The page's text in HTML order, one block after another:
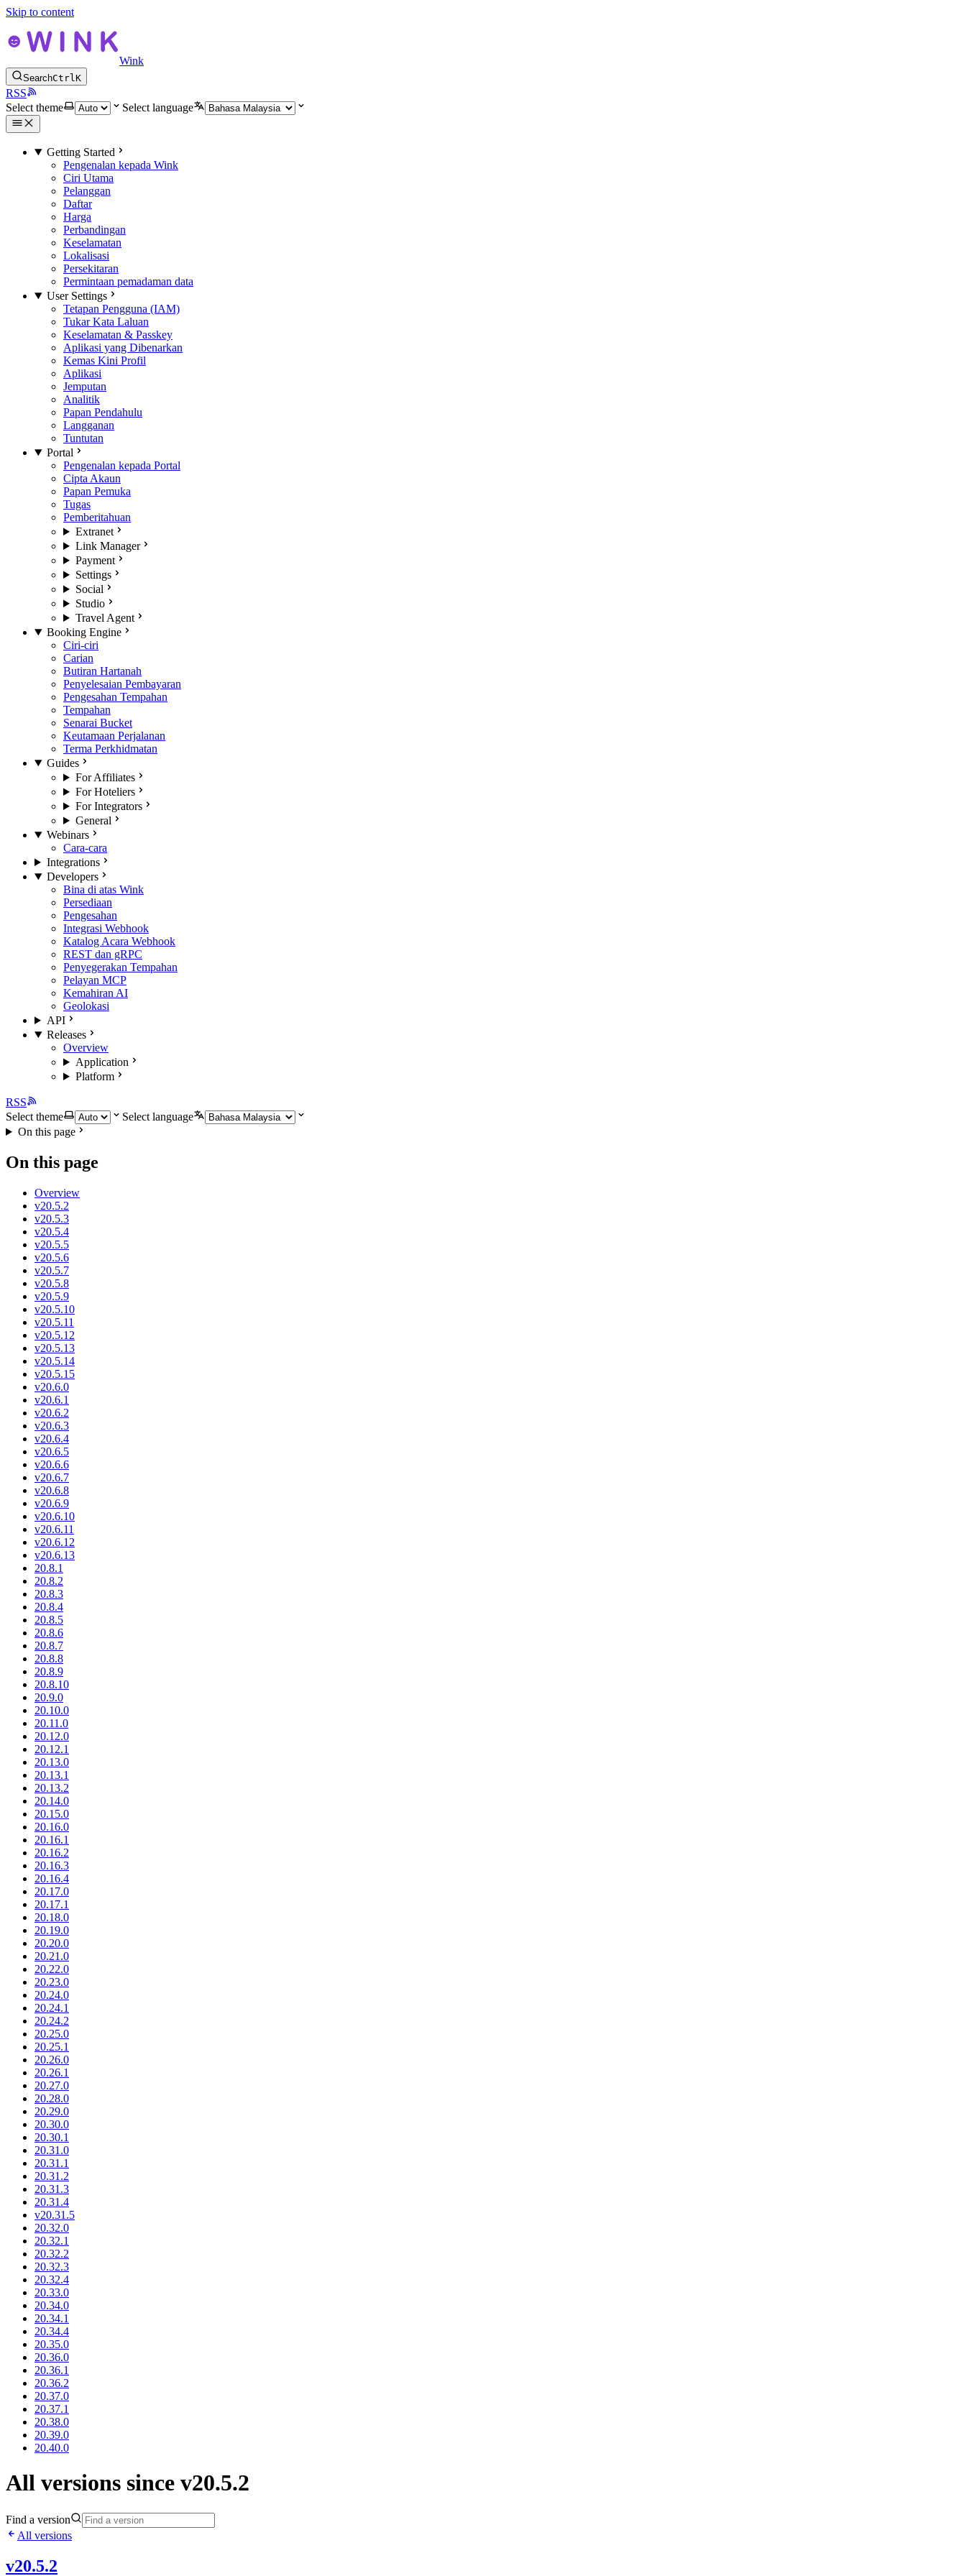
Skip to content
Wink
SearchCtrlK
RSS
Select theme
Select language
Getting Started
Pengenalan kepada Wink
Ciri Utama
Pelanggan
Daftar
Harga
Perbandingan
Keselamatan
Lokalisasi
Persekitaran
Permintaan pemadaman data
User Settings
Tetapan Pengguna (IAM)
Tukar Kata Laluan
Keselamatan & Passkey
Aplikasi yang Dibenarkan
Kemas Kini Profil
Aplikasi
Jemputan
Analitik
Papan Pendahulu
Langganan
Tuntutan
Portal
Pengenalan kepada Portal
Cipta Akaun
Papan Pemuka
Tugas
Pemberitahuan
Extranet
Link Manager
Payment
Settings
Social
Studio
Travel Agent
Booking Engine
Ciri-ciri
Carian
Butiran Hartanah
Penyelesaian Pembayaran
Pengesahan Tempahan
Tempahan
Senarai Bucket
Keutamaan Perjalanan
Terma Perkhidmatan
Guides
For Affiliates
For Hoteliers
For Integrators
General
Webinars
Cara-cara
Integrations
Developers
Bina di atas Wink
Persediaan
Pengesahan
Integrasi Webhook
Katalog Acara Webhook
REST dan gRPC
Penyegerakan Tempahan
Pelayan MCP
Kemahiran AI
Geolokasi
API
Releases
Overview
Application
Platform
RSS
Select theme
Select language
On this page
On this page
Overview
v20.5.2
v20.5.3
v20.5.4
v20.5.5
v20.5.6
v20.5.7
v20.5.8
v20.5.9
v20.5.10
v20.5.11
v20.5.12
v20.5.13
v20.5.14
v20.5.15
v20.6.0
v20.6.1
v20.6.2
v20.6.3
v20.6.4
v20.6.5
v20.6.6
v20.6.7
v20.6.8
v20.6.9
v20.6.10
v20.6.11
v20.6.12
v20.6.13
20.8.1
20.8.2
20.8.3
20.8.4
20.8.5
20.8.6
20.8.7
20.8.8
20.8.9
20.8.10
20.9.0
20.10.0
20.11.0
20.12.0
20.12.1
20.13.0
20.13.1
20.13.2
20.14.0
20.15.0
20.16.0
20.16.1
20.16.2
20.16.3
20.16.4
20.17.0
20.17.1
20.18.0
20.19.0
20.20.0
20.21.0
20.22.0
20.23.0
20.24.0
20.24.1
20.24.2
20.25.0
20.25.1
20.26.0
20.26.1
20.27.0
20.28.0
20.29.0
20.30.0
20.30.1
20.31.0
20.31.1
20.31.2
20.31.3
20.31.4
v20.31.5
20.32.0
20.32.1
20.32.2
20.32.3
20.32.4
20.33.0
20.34.0
20.34.1
20.34.4
20.35.0
20.36.0
20.36.1
20.36.2
20.37.0
20.37.1
20.38.0
20.39.0
20.40.0
All versions since v20.5.2
Find a version
All versions
v20.5.2